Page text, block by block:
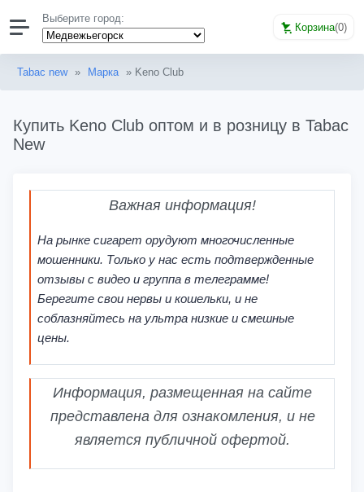
Выберите город:
Корзина(0)
Tabac new » Марка » Keno Club
Купить Keno Club оптом и в розницу в Tabac
New
Важная информация!
На рынке сигарет орудуют многочисленные
мошенники. Только у нас есть подтвержденные
отзывы с видео и группа в телеграмме!
Берегите свои нервы и кошельки, и не
соблазняйтесь на ультра низкие и смешные
цены.
Информация, размещенная на сайте
представлена для ознакомления, и не
является публичной офертой.